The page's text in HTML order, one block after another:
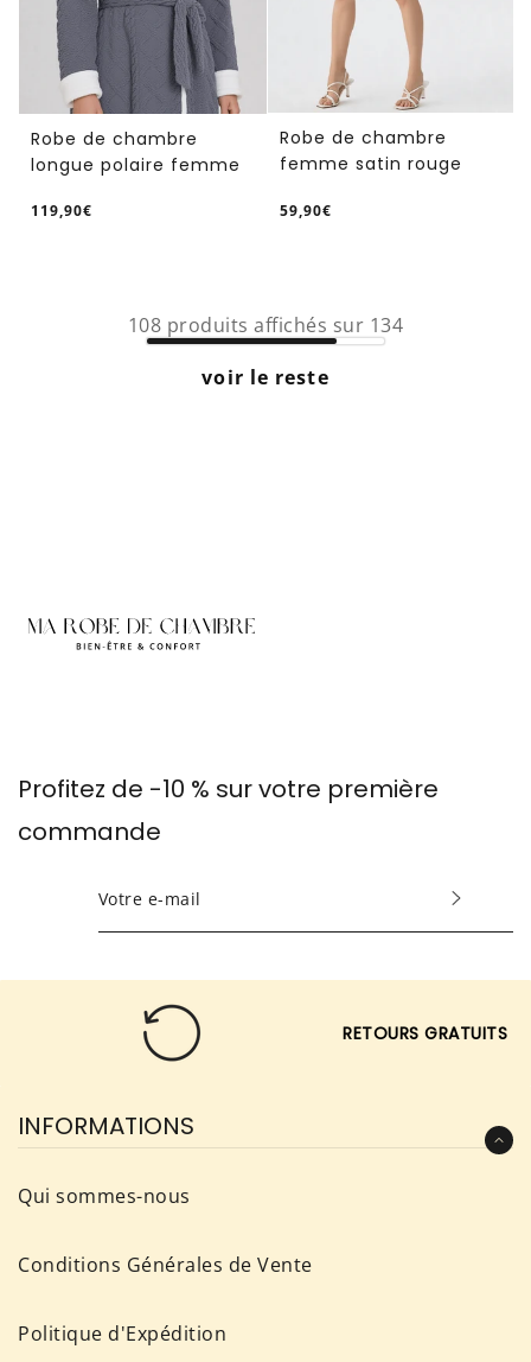
Robe de chambre
longue polaire femme
119,90€
/
Robe de chambre
femme satin rouge
59,90€
/
108 produits affichés sur 134
voir le reste
Profitez de -10 % sur votre première
commande
RECEVOIR
TOUTES
NOUVELLES,
OFFRES
SAV FRANÇAIS RÉACTIF
INFORMATIONS
Qui sommes-nous
Conditions Générales de Vente
Politique d'Expédition